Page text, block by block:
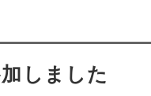
しました